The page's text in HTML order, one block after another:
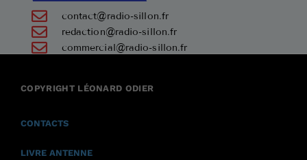
+33 7 45 23 74 84
contact@radio-sillon.fr
redaction@radio-sillon.fr
commercial@radio-sillon.fr
COPYRIGHT LÉONARD ODIER
CONTACTS
LIVRE ANTENNE